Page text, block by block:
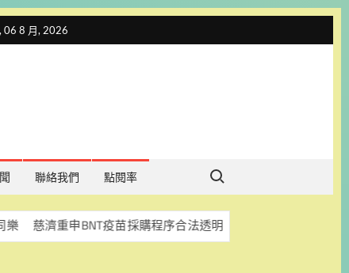
06 8 月, 2026
聯絡我們 點閱率
Search for:
BNT疫苗採購程序合法透明 盼司法釐清真相